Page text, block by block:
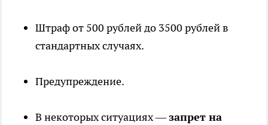
Штраф от 500 рублей до 3500 рублей в
стандартных случаях.
Предупреждение.
В некоторых ситуациях —запрет на